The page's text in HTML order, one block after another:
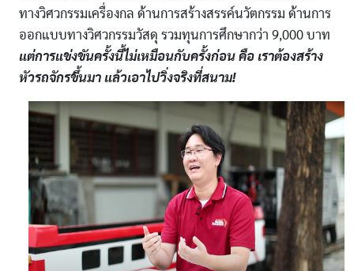
ทางวิศวกรรมเครื่องกล ด้านการสร้างสรรค์นวัตกรรม ด้านการ
ออกแบบทางวิศวกรรมวัสดุ รวมทุนการศึกษากว่า 9,000 บาท
แต่การแข่งขันครั้งนี้ไม่เหมือนกับครั้งก่อน คือ เราต้องสร้าง
หัวรถจักรขึ้นมา แล้วเอาไปวิ่งจริงที่สนาม!